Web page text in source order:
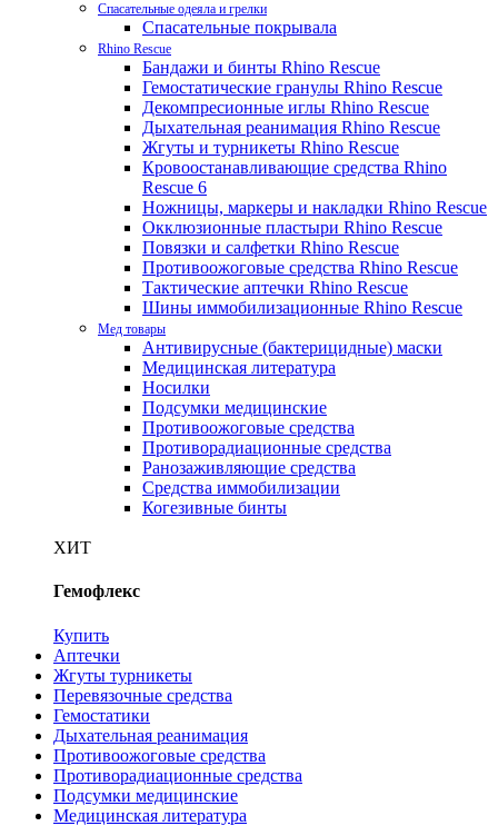
Спасательные одеяла и грелки
Спасательные покрывала
Rhino Rescue
Бандажи и бинты Rhino Rescue
Гемостатические гранулы Rhino Rescue
Декомпресионные иглы Rhino Rescue
Дыхательная реанимация Rhino Rescue
Жгуты и турникеты Rhino Rescue
Кровоостанавливающие средства Rhino
Rescue 6
Ножницы, маркеры и накладки Rhino Rescue
Окклюзионные пластыри Rhino Rescue
Повязки и салфетки Rhino Rescue
Противоожоговые средства Rhino Rescue
Тактические аптечки Rhino Rescue
Шины иммобилизационные Rhino Rescue
Мед товары
Антивирусные (бактерицидные) маски
Медицинская литература
Носилки
Подсумки медицинские
Противоожоговые средства
Противорадиационные средства
Ранозаживляющие средства
Средства иммобилизации
Когезивные бинты
ХИТ
Гемофлекс
Купить
Аптечки
Жгуты турникеты
Перевязочные средства
Гемостатики
Дыхательная реанимация
Противоожоговые средства
Противорадиационные средства
Подсумки медицинские
Медицинская литература